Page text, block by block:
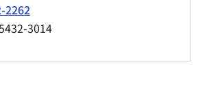
2262
3014